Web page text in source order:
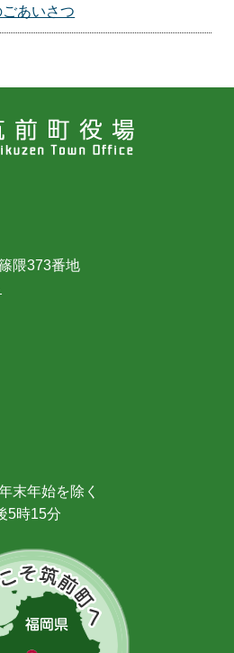
あいさつ
隈373番地
末年始を除く
5時15分